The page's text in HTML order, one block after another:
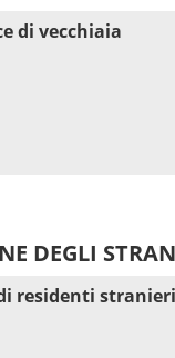
di vecchiaia
DEGLI
residenti stranieri